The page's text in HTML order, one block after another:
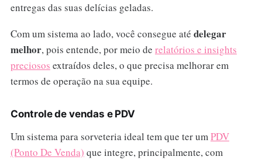
entregas das suas delícias geladas.
Com um sistema ao lado, você consegue até delegar
melhor, pois entende, por meio de relatórios e insights
preciosos extraídos deles, o que precisa melhorar em
termos de operação na sua equipe.
Controle de vendas e PDV
Um sistema para sorveteria ideal tem que ter umPDV
(Ponto De Venda) que integre, principalmente, com